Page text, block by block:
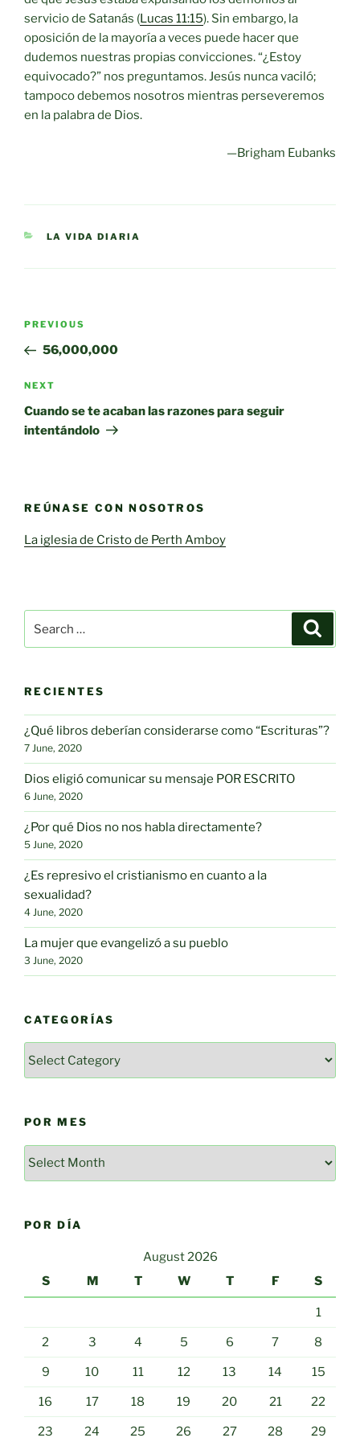
servicio de Satanás (Lucas 11:15). Sin embargo, la
oposición de la mayoría a veces puede hacer que
dudemos nuestras propias convicciones. “¿Estoy
equivocado?” nos preguntamos. Jesús nunca vaciló;
tampoco debemos nosotros mientras perseveremos
en la palabra de Dios.
—Brigham Eubanks
CATEGORIES
LA VIDA DIARIA
Post
Previous
Post
PREVIOUS
56,000,000
Next
Post
NEXT
Cuando se te acaban las razones para seguir
intentándolo
REÚNASE CON NOSOTROS
La iglesia de Cristo de Perth Amboy
for:
RECIENTES
¿Qué libros deberían considerarse como “Escrituras”?
7 June, 2020
Dios eligió comunicar su mensaje POR ESCRITO
6 June, 2020
¿Por qué Dios no nos habla directamente?
5 June, 2020
¿Es represivo el cristianismo en cuanto a la
sexualidad?
4 June, 2020
La mujer que evangelizó a su pueblo
3 June, 2020
CATEGORÍAS
POR MES
Por
POR DÍA
August 2026
S
M T W T F S
1
2 3 4 5 6 7 8
9 10 11 12 13 14 15
16 17 18 19 20 21 22
23 24 25 26 27 28 29